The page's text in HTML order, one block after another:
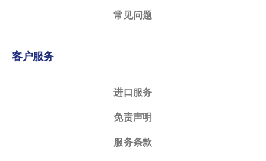
常见问题
客户服务
进口服务
免责声明
服务条款